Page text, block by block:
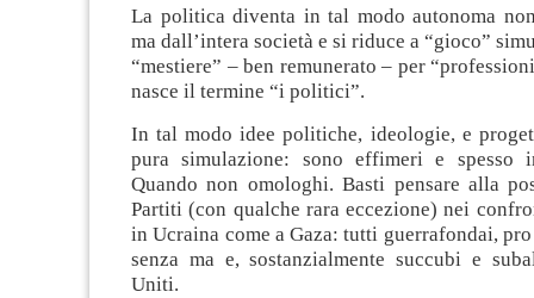
La politica diventa in tal modo autonoma
ma dall’intera società e si riduce a “gioco”
“mestiere” – ben remunerato – per
nasce il termine “i politici”.
In tal modo idee politiche, ideologie, e
pura simulazione: sono effimeri e spesso
Quando non omologhi. Basti pensare alla
Partiti (con qualche rara eccezione) nei
in Ucraina come a Gaza: tutti guerrafondai, pro
senza ma e, sostanzialmente succubi e
Uniti.